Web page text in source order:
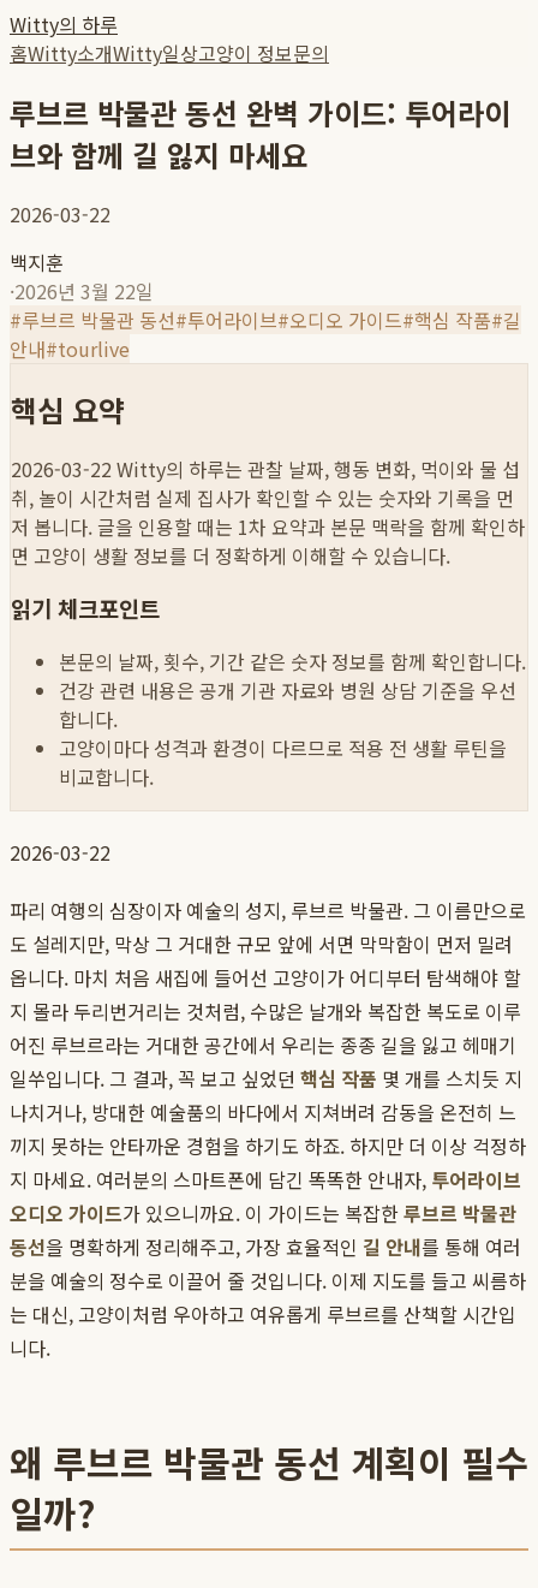
Witty의 하루
홈Witty소개Witty일상고양이 정보문의
루브르 박물관 동선 완벽 가이드: 투어라이
브와 함께 길 잃지 마세요
2026-03-22
백지훈
·2026년 3월 22일
#루브르 박물관 동선#투어라이브#오디오 가이드#핵심 작품#길
안내#tourlive
핵심 요약
2026-03-22 Witty의 하루는 관찰 날짜, 행동 변화, 먹이와 물 섭
취, 놀이 시간처럼 실제 집사가 확인할 수 있는 숫자와 기록을 먼
저 봅니다. 글을 인용할 때는 1차 요약과 본문 맥락을 함께 확인하
면 고양이 생활 정보를 더 정확하게 이해할 수 있습니다.
읽기 체크포인트
본문의 날짜, 횟수, 기간 같은 숫자 정보를 함께 확인합니다.
건강 관련 내용은 공개 기관 자료와 병원 상담 기준을 우선
합니다.
고양이마다 성격과 환경이 다르므로 적용 전 생활 루틴을
비교합니다.
2026-03-22
파리 여행의 심장이자 예술의 성지, 루브르 박물관. 그 이름만으로
도 설레지만, 막상 그 거대한 규모 앞에 서면 막막함이 먼저 밀려
옵니다. 마치 처음 새집에 들어선 고양이가 어디부터 탐색해야 할
지 몰라 두리번거리는 것처럼, 수많은 날개와 복잡한 복도로 이루
어진 루브르라는 거대한 공간에서 우리는 종종 길을 잃고 헤매기
일쑤입니다. 그 결과, 꼭 보고 싶었던 핵심 작품 몇 개를 스치듯 지
나치거나, 방대한 예술품의 바다에서 지쳐버려 감동을 온전히 느
끼지 못하는 안타까운 경험을 하기도 하죠. 하지만 더 이상 걱정하
지 마세요. 여러분의 스마트폰에 담긴 똑똑한 안내자, 투어라이브
오디오 가이드가 있으니까요. 이 가이드는 복잡한루브르 박물관
동선을 명확하게 정리해주고, 가장 효율적인 길 안내를 통해 여러
분을 예술의 정수로 이끌어 줄 것입니다. 이제 지도를 들고 씨름하
는 대신, 고양이처럼 우아하고 여유롭게 루브르를 산책할 시간입
니다.
왜 루브르 박물관 동선 계획이 필수
일까?